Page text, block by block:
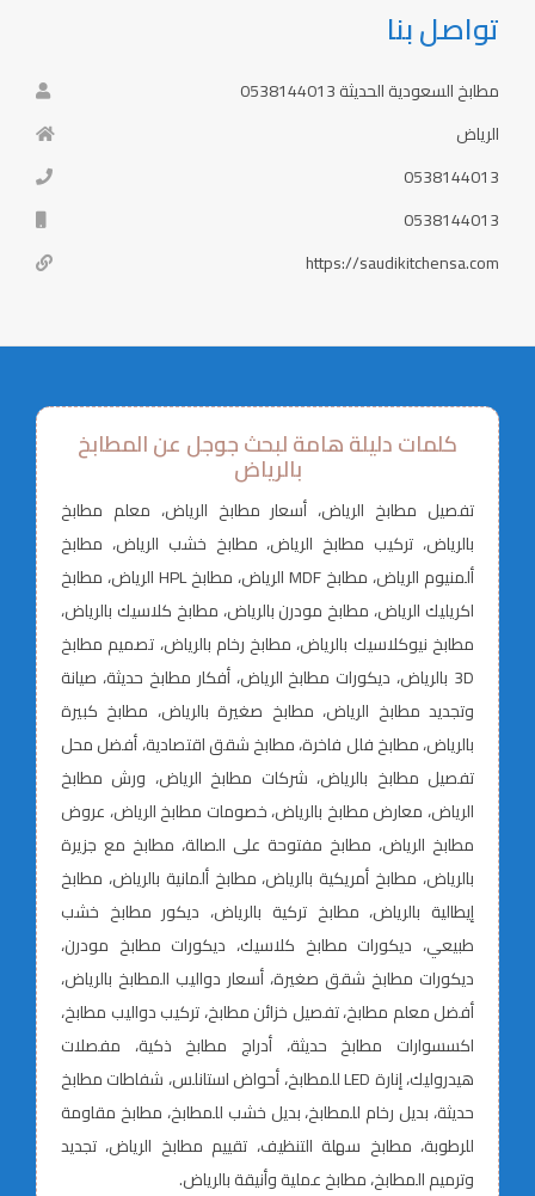
تواصل بنا
مطابخ السعودية الحديثة 0538144013
الرياض
0538144013
0538144013
https://saudikitchensa.com
كلمات دليلة هامة لبحث جوجل عن المطابخ
بالرياض
تفصيل مطابخ الرياض، أسعار مطابخ الرياض، معلم مطابخ
بالرياض، تركيب مطابخ الرياض، مطابخ خشب الرياض، مطابخ
ألمنيوم الرياض، مطابخ MDF الرياض، مطابخ HPL الرياض، مطابخ
اكريليك الرياض، مطابخ مودرن بالرياض، مطابخ كلاسيك بالرياض،
مطابخ نيوكلاسيك بالرياض، مطابخ رخام بالرياض، تصميم مطابخ
3D بالرياض، ديكورات مطابخ الرياض، أفكار مطابخ حديثة، صيانة
وتجديد مطابخ الرياض، مطابخ صغيرة بالرياض، مطابخ كبيرة
بالرياض، مطابخ فلل فاخرة، مطابخ شقق اقتصادية، أفضل محل
تفصيل مطابخ بالرياض، شركات مطابخ الرياض، ورش مطابخ
الرياض، معارض مطابخ بالرياض، خصومات مطابخ الرياض، عروض
مطابخ الرياض، مطابخ مفتوحة على الصالة، مطابخ مع جزيرة
بالرياض، مطابخ أمريكية بالرياض، مطابخ ألمانية بالرياض، مطابخ
إيطالية بالرياض، مطابخ تركية بالرياض، ديكور مطابخ خشب
طبيعي، ديكورات مطابخ كلاسيك، ديكورات مطابخ مودرن،
ديكورات مطابخ شقق صغيرة، أسعار دواليب المطابخ بالرياض،
أفضل معلم مطابخ، تفصيل خزائن مطابخ، تركيب دواليب مطابخ،
اكسسوارات مطابخ حديثة، أدراج مطابخ ذكية، مفصلات
هيدروليك، إنارة LED للمطابخ، أحواض استانلس، شفاطات مطابخ
حديثة، بديل رخام للمطابخ، بديل خشب للمطابخ، مطابخ مقاومة
للرطوبة، مطابخ سهلة التنظيف، تقييم مطابخ الرياض، تجديد
وترميم المطابخ، مطابخ عملية وأنيقة بالرياض.